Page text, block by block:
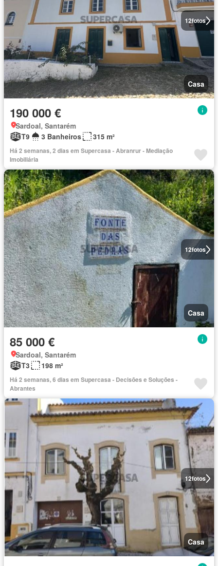
12fotos
Casa
190 000 €
Sardoal, Santarém
T9
3 Banheiros 315 m²
Há 2 semanas, 2 dias em Supercasa - Abranrur - Mediação
Imobiliária
12fotos
Casa
85 000 €
Sardoal, Santarém
T3
198 m²
Há 2 semanas, 6 dias em Supercasa - Decisões e Soluções -
Abrantes
12fotos
Casa